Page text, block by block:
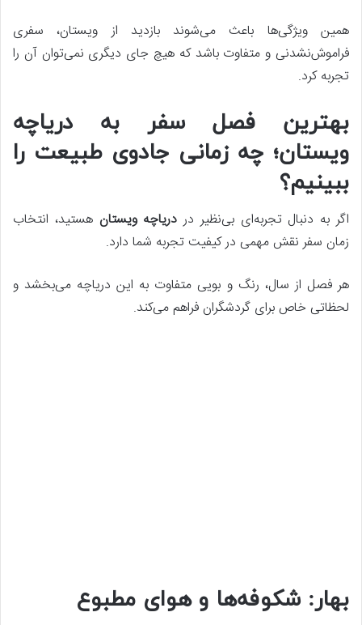
همین ویژگی‌ها باعث می‌شوند بازدید از ویستان، سفری
فراموش‌نشدنی و متفاوت باشد که هیچ جای دیگری نمی‌توان آن را
تجربه کرد.
بهترین فصل سفر به دریاچه
ویستان؛ چه زمانی جادوی طبیعت را
ببینیم؟
اگر به دنبال تجربه‌ای بی‌نظیر در دریاچه ویستان هستید، انتخاب
زمان سفر نقش مهمی در کیفیت تجربه شما دارد.
هر فصل از سال، رنگ و بویی متفاوت به این دریاچه می‌بخشد و
لحظاتی خاص برای گردشگران فراهم می‌کند.
بهار: شکوفه‌ها و هوای مطبوع